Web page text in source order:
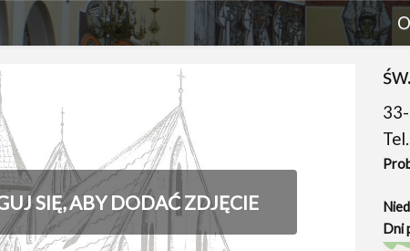
SIĘ, ABY DODAĆ ZDJĘCIE
Dni